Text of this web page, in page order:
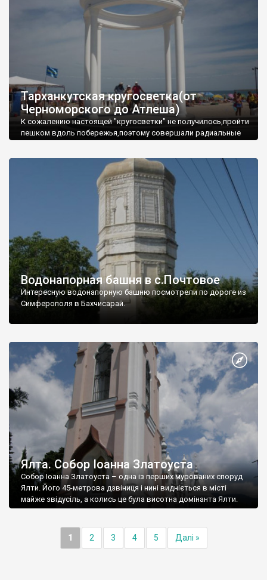
Тарханкутская кругосветка(от
Черноморского до Атлеша)
К сожалению настоящей "кругосветки" не получилось,пройти
пешком вдоль побережья,поэтому совершали радиальные
Водонапорная башня в с.Почтовое
Интересную водонапорную башню посмотрели по дороге из
Симферополя в Бахчисарай.
Ялта. Собор Іоанна Златоуста
Собор Іоанна Златоуста – одна із перших мурованих споруд
Ялти. Його 45-метрова дзвіниця і нині видніється в місті
майже звідусіль, а колись це була висотна домінанта Ялти.
1 2 3 4 5 Далі »